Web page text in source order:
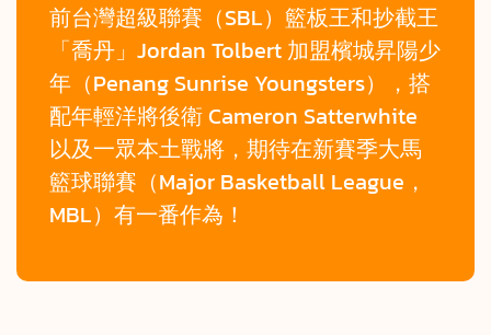
前台灣超級聯賽（SBL）籃板王和抄截王
「喬丹」Jordan Tolbert 加盟檳城昇陽少
年（Penang Sunrise Youngsters），搭
配年輕洋將後衛 Cameron Satterwhite
以及一眾本土戰將，期待在新賽季大馬
籃球聯賽（Major Basketball League，
MBL）有一番作為！